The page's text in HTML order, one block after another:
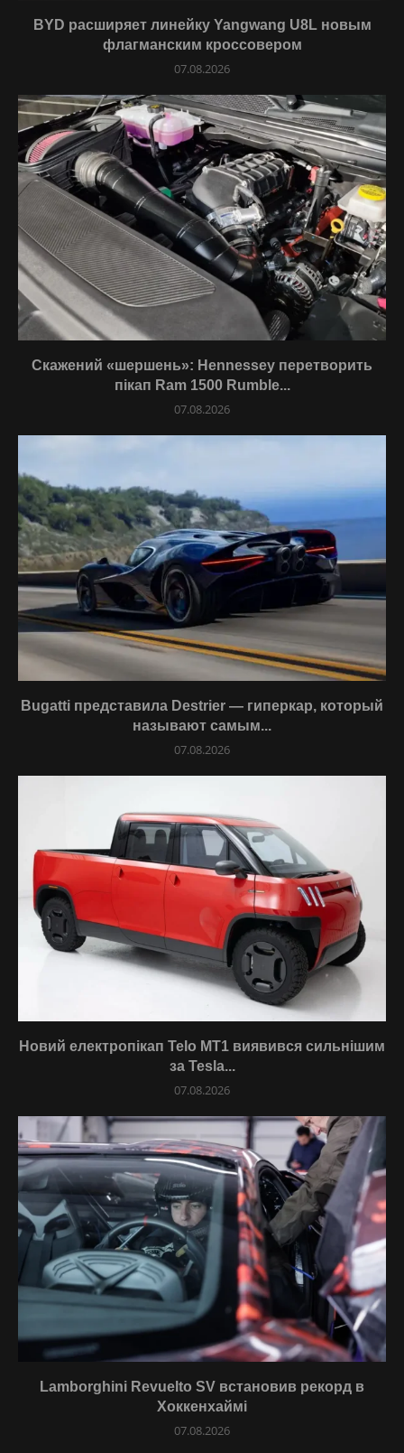
BYD расширяет линейку Yangwang U8L новым
флагманским кроссовером
07.08.2026
Скажений «шершень»: Hennessey перетворить
пікап Ram 1500 Rumble...
07.08.2026
Bugatti представила Destrier — гиперкар, который
называют самым...
07.08.2026
Новий електропікап Telo MT1 виявився сильнішим
за Tesla...
07.08.2026
Lamborghini Revuelto SV встановив рекорд в
Хоккенхаймі
07.08.2026